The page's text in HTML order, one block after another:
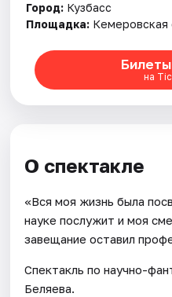
Город: Кузбасс
Площадка:
на
О спектакле
«Вся моя жизнь была
науке послужит и моя
завещание оставил
Спектакль по научно-
Беляева.